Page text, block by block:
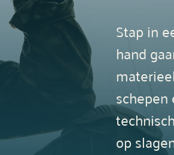
Stap in
hand
op